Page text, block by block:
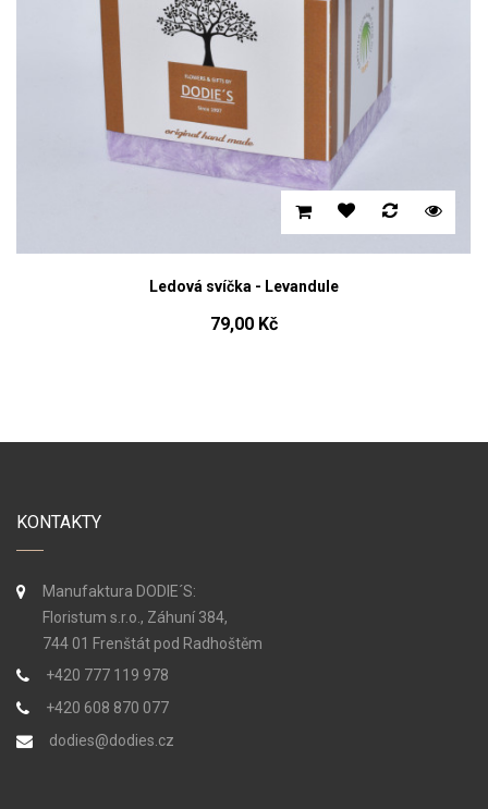
Ledová svíčka - Levandule
79,00 Kč
KONTAKTY
Manufaktura DODIE´S:
Floristum s.r.o., Záhuní 384,
744 01 Frenštát pod Radhoštěm
+420 777 119 978
+420 608 870 077
dodies@dodies.cz